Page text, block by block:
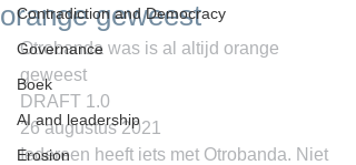
Contradiction and Democracy
Governance
Boek
AI and leadership
Erosion
orange geweest
Otrobanda was is al altijd orange
geweest
DRAFT 1.0
26 augustus 2021
Iedereen heeft iets met Otrobanda. Niet